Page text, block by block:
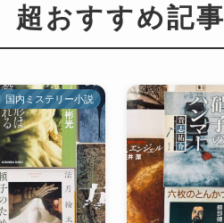
超おすすめ記
国内ミステリー小説